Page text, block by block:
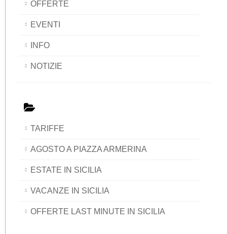
OFFERTE
EVENTI
INFO
NOTIZIE
TARIFFE
AGOSTO A PIAZZA ARMERINA
ESTATE IN SICILIA
VACANZE IN SICILIA
OFFERTE LAST MINUTE IN SICILIA